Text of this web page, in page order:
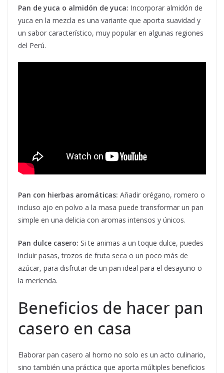
Pan de yuca o almidón de yuca: Incorporar almidón de
yuca en la mezcla es una variante que aporta suavidad y
un sabor característico, muy popular en algunas regiones
del Perú.
Pan con hierbas aromáticas: Añadir orégano, romero o
incluso ajo en polvo a la masa puede transformar un pan
simple en una delicia con aromas intensos y únicos.
Pan dulce casero: Si te animas a un toque dulce, puedes
incluir pasas, trozos de fruta seca o un poco más de
azúcar, para disfrutar de un pan ideal para el desayuno o
la merienda.
Beneficios de hacer pan
casero en casa
Elaborar pan casero al horno no solo es un acto culinario,
sino también una práctica que aporta múltiples beneficios